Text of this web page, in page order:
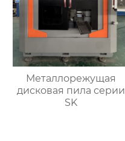
Металлорежущая
дисковая пила серии
SK